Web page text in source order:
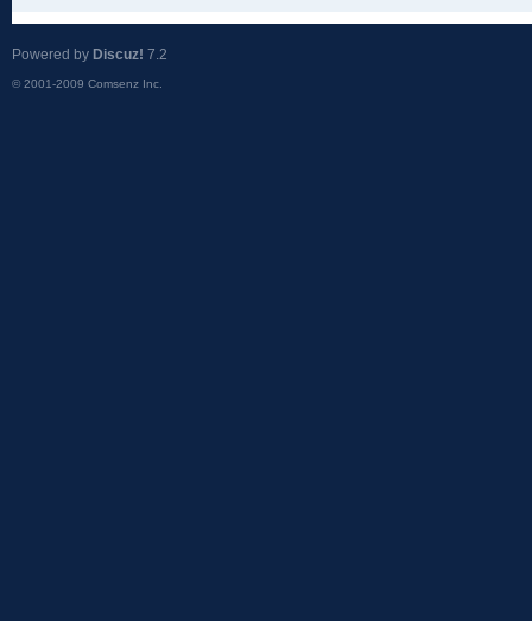
Powered by Discuz! 7.2
© 2001-2009 Comsenz Inc.